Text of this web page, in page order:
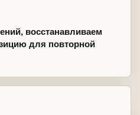
восстанавливаем
для повторной